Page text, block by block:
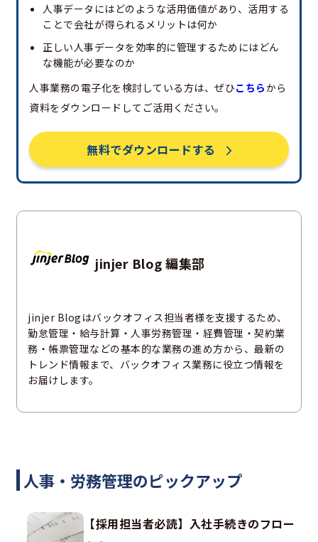
人事データにはどのような活用価値があり、活用する
ことで会社が得られるメリットは何か
正しい人事データを効率的に管理するためにはどん
な機能が必要なのか
人事業務の電子化を検討している方は、ぜひこちらから
資料をダウンロードしてご活用ください。
無料でダウンロードする
jinjer Blog 編集部
jinjer Blogはバックオフィス担当者様を支援するため、
勤怠管理・給与計算・人事労務管理・経費管理・契約業
務・帳票管理などの基本的な業務の進め方から、最新の
トレンド情報まで、バックオフィス業務に役立つ情報を
お届けします。
人事・労務管理のピックアップ
【採用担当者必読】入社手続きのフロー